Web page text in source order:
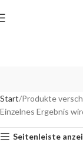
Start Produkte
Einzelnes Ergebnis
Seitenleiste